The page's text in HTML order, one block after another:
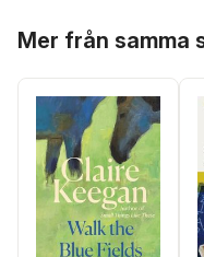
Mer från samma